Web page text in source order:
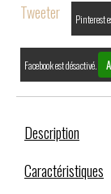
Tweeter Pinterest
Facebook est désactivé.
Description
Caractéristiques